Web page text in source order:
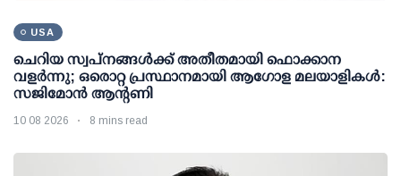
USA
ചെറിയ സ്വപ്നങ്ങൾക്ക് അതീതമായി ഫൊക്കാന
വളർന്നു; ഒരൊറ്റ പ്രസ്ഥാനമായി ആഗോള മലയാളികൾ:
സജിമോൻ ആന്റണി
10 08 2026 8 mins read